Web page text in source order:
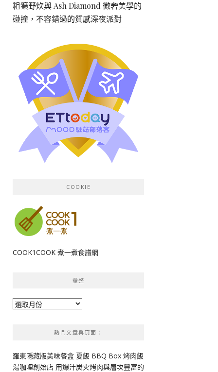
粗獷野炊與 Ash Diamond 微奢美學的
碰撞，不容錯過的質感深夜派對
COOKIE
COOK1COOK 煮一煮食譜網
彙整
彙
熱門文章與頁面︰
羅東隱藏版美味餐盒 夏飯 BBQ Box 烤肉飯
湯咖哩創始店 用爆汁炭火烤肉與層次豐富的